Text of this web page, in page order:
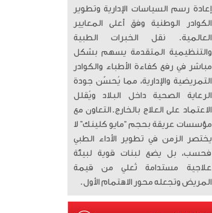
إعادة رسم السياسات الإدارية وتطوير
الكوادر الوطنية وفق أعلى المعايير
العالمية. ​ نقل الخبرات الطبية
والتنظيمية المتقدمة يسهم بشكل
مباشر في رفع كفاءة الأطباء والكوادر
التمريضية والإدارية، مما يُحسّن جودة
الرعاية الصحية داخل البلاد ويُقلل
الاعتماد على العلاج بالخارج. ​التعاون مع
مؤسسات عريقة بحجم “مايو كلينك” لا
يختصر الزمن في تطوير الأداء الطبي
فحسب، بل يضع لبنات قوية لبيئة
علاجية مستدامة تُعلي من قيمة
المريض وتجعله محور الاهتمام الأول.